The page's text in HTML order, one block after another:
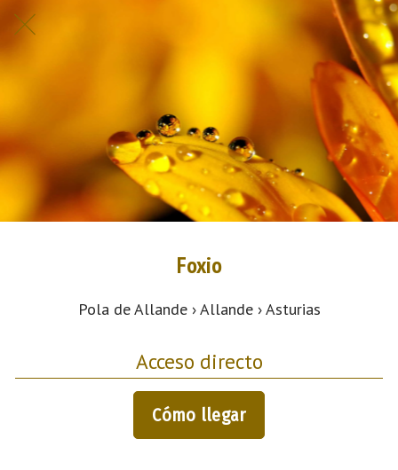
Foxio
Pola de Allande › Allande › Asturias
Acceso directo
Cómo llegar